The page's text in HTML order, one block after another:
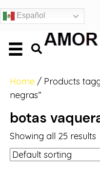
Español
Home / Products
negras”
botas
Showing all 25 results